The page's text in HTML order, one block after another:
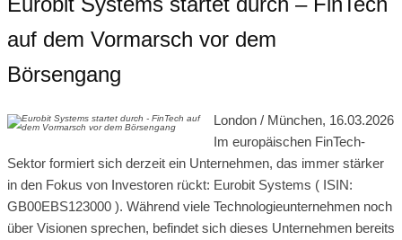
auf dem Vormarsch vor dem
Börsengang
London / München, 16.03.2026
Im europäischen FinTech-
Sektor formiert sich derzeit ein Unternehmen, das immer stärker
in den Fokus von Investoren rückt: Eurobit Systems ( ISIN:
GB00EBS123000 ). Während viele Technologieunternehmen noch
über Visionen sprechen, befindet sich dieses Unternehmen bereits